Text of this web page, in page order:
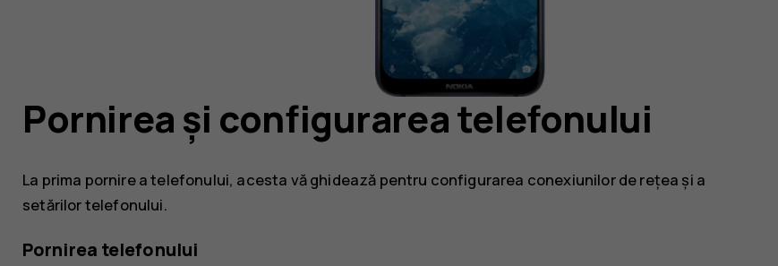
Pornirea și configurarea telefonului
La prima pornire a telefonului, acesta vă ghidează pentru configurarea conexiunilor de rețea și a
setărilor telefonului.
Pornirea telefonului